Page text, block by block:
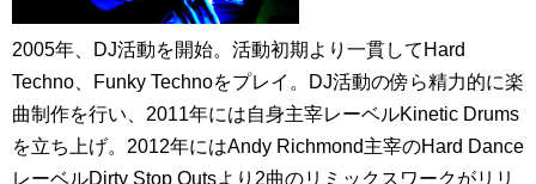
2005年、DJ活動を開始。活動初期より一貫してHard
Techno、Funky Technoをプレイ。DJ活動の傍ら精力的に楽
曲制作を行い、2011年には自身主宰レーベルKinetic Drums
を立ち上げ。2012年にはAndy Richmond主宰のHard Dance
レーベルDirty Stop Outsより2曲のリミックスワークがリリ